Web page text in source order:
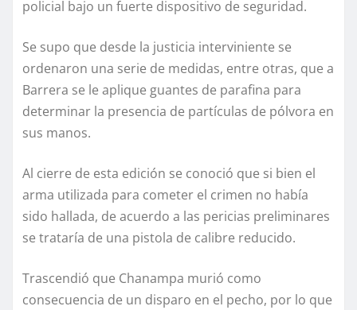
policial bajo un fuerte dispositivo de seguridad.
Se supo que desde la justicia interviniente se
ordenaron una serie de medidas, entre otras, que a
Barrera se le aplique guantes de parafina para
determinar la presencia de partículas de pólvora en
sus manos.
Al cierre de esta edición se conoció que si bien el
arma utilizada para cometer el crimen no había
sido hallada, de acuerdo a las pericias preliminares
se trataría de una pistola de calibre reducido.
Trascendió que Chanampa murió como
consecuencia de un disparo en el pecho, por lo que